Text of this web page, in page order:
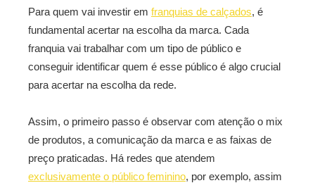
Para quem vai investir em franquias de calçados, é
fundamental acertar na escolha da marca. Cada
franquia vai trabalhar com um tipo de público e
conseguir identificar quem é esse público é algo crucial
para acertar na escolha da rede.
Assim, o primeiro passo é observar com atenção o mix
de produtos, a comunicação da marca e as faixas de
preço praticadas. Há redes que atendem
exclusivamente o público feminino, por exemplo, assim